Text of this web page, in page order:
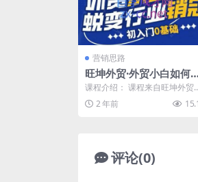
营销思路
旺坤外贸·外贸小白如何完
美蜕变行业销冠线上课程
课程介绍： 课程来自旺坤外贸
学院的外贸小白完美蜕变行业销
冠，初出门0基础。7项...
2 年前
评论(0)